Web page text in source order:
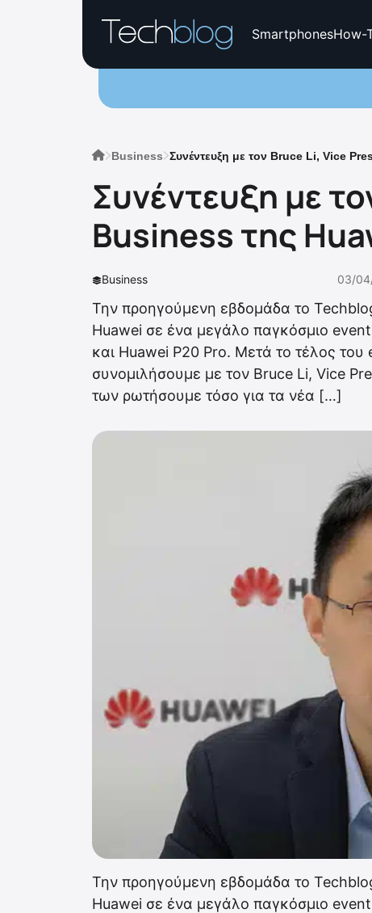
SmartphonesHow-
Business Συνέντευξη με τον Bruce Li, Vice
Συνέντευξη με
Business της
Business 03/
Την προηγούμενη εβδομάδα το
Huawei σε ένα μεγάλο παγκόσμιο
και Huawei P20 Pro. Μετά το τέλος του
συνομιλήσουμε με τον Bruce Li, Vice
των ρωτήσουμε τόσο για τα νέα […]
Την προηγούμενη εβδομάδα το
Huawei σε ένα μεγάλο παγκόσμιο